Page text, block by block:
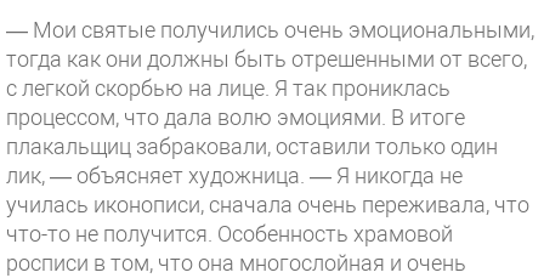
— Мои святые получились очень эмоциональными,
тогда как они должны быть отрешенными от всего,
с легкой скорбью на лице. Я так прониклась
процессом, что дала волю эмоциями. В итоге
плакальщиц забраковали, оставили только один
лик, — объясняет художница. — Я никогда не
училась иконописи, сначала очень переживала, что
что-то не получится. Особенность храмовой
росписи в том, что она многослойная и очень